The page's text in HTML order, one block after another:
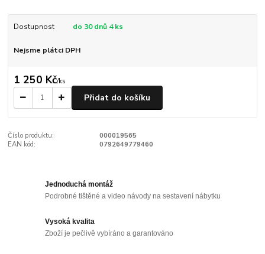
Dostupnost do 30 dnů 4 ks
Nejsme plátci DPH
1 250 Kč/ks
Přidat do košíku
Číslo produktu:
000019565
EAN kód:
0792649779460
Jednoduchá montáž
Podrobné tištěné a video návody na sestavení nábytku
Vysoká kvalita
Zboží je pečlivě vybíráno a garantováno